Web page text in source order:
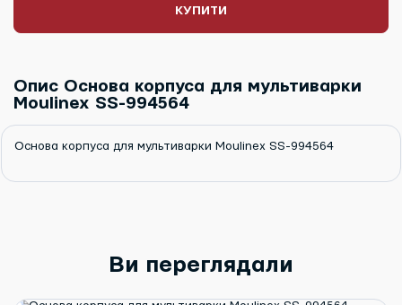
КУПИТИ
Опис Основа корпуса для мультиварки
Moulinex SS-994564
Основа корпуса для мультиварки Moulinex SS-994564
Ви переглядали